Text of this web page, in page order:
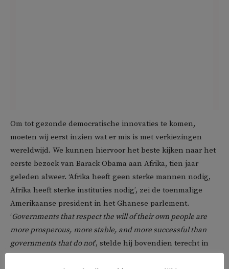
Om tot gezonde democratische innovaties te komen,
moeten wij eerst inzien wat er mis is met verkiezingen
wereldwijd. We kunnen hiervoor het beste kijken naar het
eerste bezoek van Barack Obama aan Afrika, tien jaar
geleden alweer. ‘Afrika heeft geen sterke mannen nodig,
Afrika heeft sterke instituties nodig’, zei de toenmalige
Amerikaanse president in het Ghanese parlement.
‘Governments that respect the will of their own people are
more prosperous, more stable, and more successful than
governments that do not’, stelde hij bovendien terecht in
zijn vurige betoog voor democratisering. Obama voegde